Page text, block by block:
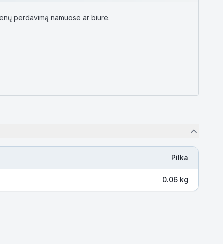
perdavimą namuose ar biure.
Pilka
0.06 kg